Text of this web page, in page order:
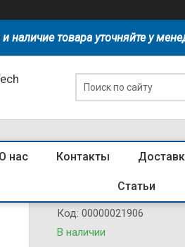
наличие товара уточняйте у
О нас Контакты
Статьи
132361 Моторный
В наличии
Код:00000021906